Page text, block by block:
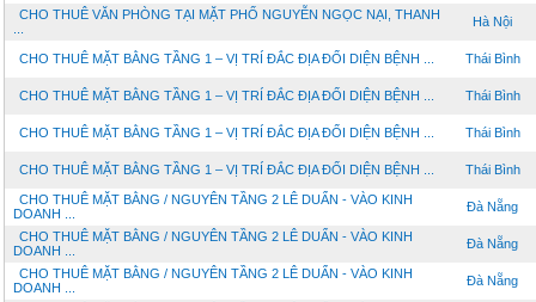
CHO THUÊ VĂN PHÒNG TẠI MẶT PHỐ NGUYỄN NGỌC NẠI, THANH
Hà Nội
CHO THUÊ MẶT BẰNG TẦNG 1 – VỊ TRÍ ĐẮC ĐỊA ĐỐI DIỆN BỆNH ... Thái Bình
CHO THUÊ MẶT BẰNG TẦNG 1 – VỊ TRÍ ĐẮC ĐỊA ĐỐI DIỆN BỆNH ... Thái Bình
CHO THUÊ MẶT BẰNG TẦNG 1 – VỊ TRÍ ĐẮC ĐỊA ĐỐI DIỆN BỆNH ... Thái Bình
CHO THUÊ MẶT BẰNG TẦNG 1 – VỊ TRÍ ĐẮC ĐỊA ĐỐI DIỆN BỆNH ... Thái Bình
CHO THUÊ MẶT BẰNG / NGUYÊN TẦNG 2 LÊ DUẨN - VÀO KINH
DOANH ...
Đà Nẵng
CHO THUÊ MẶT BẰNG / NGUYÊN TẦNG 2 LÊ DUẨN - VÀO KINH
DOANH ...
Đà Nẵng
CHO THUÊ MẶT BẰNG / NGUYÊN TẦNG 2 LÊ DUẨN - VÀO KINH
DOANH ...
Đà Nẵng